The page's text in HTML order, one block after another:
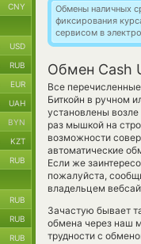
Обмены наличных
фиксирования
сервисом в
Обмен Cash
Все
Биткойн в ручном
установлены возле
раз мышкой на
возможности
автоматические
Если же
пожалуйста,
владельцем
Зачастую бывает
обмена через наш
трудности с
CNY
USD
RUB
EUR
UAH
BYN
KZT
RUB
RUB
RUB
RUB